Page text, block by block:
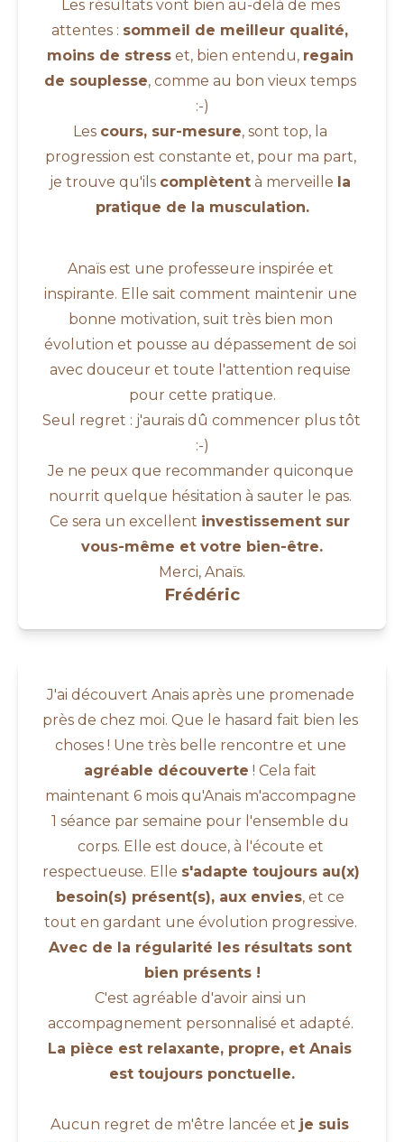
Les résultats vont bien au-delà de mes
attentes : sommeil de meilleur qualité,
moins de stress et, bien entendu, regain
de souplesse, comme au bon vieux temps
:-)
Les cours, sur-mesure, sont top, la
progression est constante et, pour ma part,
je trouve qu'ils complètent à merveille la
pratique de la musculation.
Anaïs est une professeure inspirée et
inspirante. Elle sait comment maintenir une
bonne motivation, suit très bien mon
évolution et pousse au dépassement de soi
avec douceur et toute l'attention requise
pour cette pratique.
Seul regret : j'aurais dû commencer plus tôt
:-)
Je ne peux que recommander quiconque
nourrit quelque hésitation à sauter le pas.
Ce sera un excellent investissement sur
vous-même et votre bien-être.
Merci, Anaïs.
Frédéric
J'ai découvert Anais après une promenade
près de chez moi. Que le hasard fait bien les
agréable découverte ! Cela fait
maintenant 6 mois qu'Anais m'accompagne
1 séance par semaine pour l'ensemble du
corps. Elle est douce, à l'écoute et
respectueuse. Elle s'adapte toujours au(x)
besoin(s) présent(s), aux envies, et ce
Avec de la régularité les résultats sont
bien présents !
C'est agréable d'avoir ainsi un
La pièce est relaxante, propre, et Anais
est toujours ponctuelle.
Aucun regret de m'être lancée et je suis